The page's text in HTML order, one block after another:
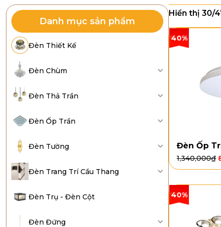
Danh mục sản phẩm
Đèn Thiết Kế
Đèn Chùm
Đèn Thả Trần
Đèn Ốp Trần
Đèn Tường
Đèn Trang Trí Cầu Thang
Đèn Trụ - Đèn Cột
Đèn Đứng
Hiển thị 30/
40%
Đèn Ốp
1,340,000₫
40%